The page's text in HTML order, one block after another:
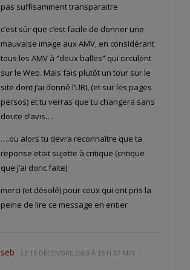
pas suffisamment transparaitre
c’est sûr que c’est facile de donner une
mauvaise image aux AMV, en considérant
tous les AMV à “deux balles” qui circulent
sur le Web. Mais fais plutôt un tour sur le
site dont j’ai donné l’URL (et sur les pages
persos) et tu verras que tu changera sans
doute d’avis….
….ou alors tu devra reconnaître que ta
reponse etait sujette à critique (critique
que j’ai donc faite)
merci (et désolé) pour ceux qui ont pris la
peine de lire ce message en entier
seb LE 16 DÉCEMBRE 2003 À 15 H 57 MIN